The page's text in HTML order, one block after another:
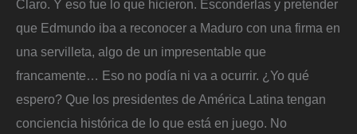
Claro. Y eso fue lo que hicieron. Esconderlas y pretender
que Edmundo iba a reconocer a Maduro con una firma en
una servilleta, algo de un impresentable que
francamente… Eso no podía ni va a ocurrir. ¿Yo qué
espero? Que los presidentes de América Latina tengan
conciencia histórica de lo que está en juego. No